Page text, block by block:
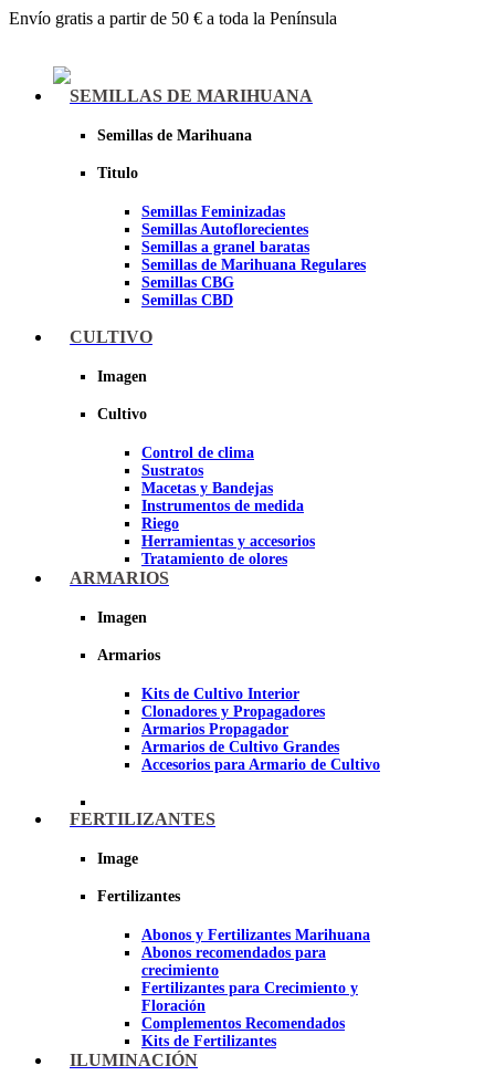
Envío gratis a partir de 50 € a toda la Península
SEMILLAS DE MARIHUANA
Semillas de Marihuana
Titulo
Semillas Feminizadas
Semillas Autoflorecientes
Semillas a granel baratas
Semillas de Marihuana Regulares
Semillas CBG
Semillas CBD
Sheer seeds
CULTIVO
Imagen
Cultivo
Control de clima
Sustratos
Macetas y Bandejas
Instrumentos de medida
Riego
Herramientas y accesorios
Tratamiento de olores
Insecticidas y fungicidas
Papel Reflectante para cultivo de
ARMARIOS
Imagen
Armarios
Kits de Cultivo Interior
Clonadores y Propagadores
Armarios Propagador
Armarios de Cultivo Grandes
Accesorios para Armario de Cultivo
FERTILIZANTES
Image
Fertilizantes
Abonos y Fertilizantes Marihuana
Abonos recomendados para
crecimiento
Fertilizantes para Crecimiento y
Floración
Complementos Recomendados
Kits de Fertilizantes
ILUMINACIÓN